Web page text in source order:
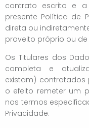
contrato escrito e
presente Política de
direta ou
proveito próprio ou de
Os Titulares dos
completa e
existam) contratados
o efeito remeter um
nos termos
Privacidade.